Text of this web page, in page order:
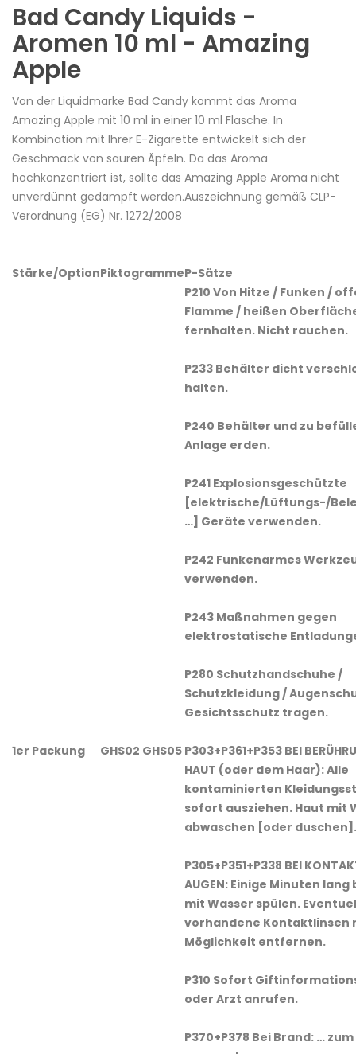
Bad Candy Liquids -
Aromen 10 ml - Amazing
Apple
Von der Liquidmarke Bad Candy kommt das Aroma
Amazing Apple mit 10 ml in einer 10 ml Flasche. In
Kombination mit Ihrer E-Zigarette entwickelt sich der
Geschmack von sauren Äpfeln. Da das Aroma
hochkonzentriert ist, sollte das Amazing Apple Aroma nicht
unverdünnt gedampft werden.Auszeichnung gemäß CLP-
Verordnung (EG) Nr. 1272/2008
Stärke/OptionPiktogrammeP-Sätze
1er Packung GHS02 GHS05
P210 Von Hitze / Funken /
Flamme / heißen
fernhalten. Nicht rauchen.
P233 Behälter dicht
halten.
P240 Behälter und zu
Anlage erden.
P241 Explosionsgeschützte
[elektrische/Lüftungs-/
…] Geräte verwenden.
P242 Funkenarmes
verwenden.
P243 Maßnahmen gegen
elektrostatische
P280 Schutzhandschuhe /
Schutzkleidung /
Gesichtsschutz tragen.
P303+P361+P353 BEI
HAUT (oder dem Haar): Alle
kontaminierten
sofort ausziehen. Haut mit
abwaschen [oder duschen].
P305+P351+P338 BEI
AUGEN: Einige Minuten
mit Wasser spülen.
vorhandene Kontaktlinsen
Möglichkeit entfernen.
P310 Sofort
oder Arzt anrufen.
P370+P378 Bei Brand: …